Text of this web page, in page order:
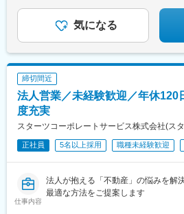
都心駅、所沢駅、武蔵浦和駅、北浦
駅、武蔵小杉駅、日吉駅(神奈川県)
長津田駅、新横浜駅、登戸駅、戸塚
駅、柏駅、船橋駅、松戸駅、千葉駅
線)、南流山駅、流山おおたかの森駅
駅、新鎌ケ谷駅、新浦安駅、京成津
駅、北習志野駅、浦安駅(千葉県)、新
ロ)、神泉駅、東池袋駅、二重橋前駅
留駅、とうきょうスカイツリー駅、
荷町駅(東京都)、代々木八幡駅、浜
町駅、奥沢駅、清澄白河駅、西太子
池ノ上駅、新日本橋駅、本川越駅、
めませんか？
気になる
締切間近
法人営業／未経験歓迎／年休120
度充実
スターツコーポレートサービス株式会社(ス
正社員 5名以上採用 職種未経験歓迎
仕事内容
法人が抱える「不動産」の悩みを解
最適な方法をご提案します